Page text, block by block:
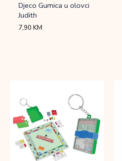
Djeco Gumica u olovci
Judith
7,90KM